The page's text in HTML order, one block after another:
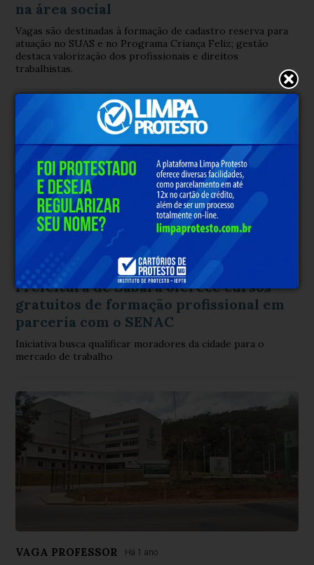
na área social
Vagas são destinadas à formação de cadastro reserva para
atuação no SUAS e no Programa Criança Feliz; gestão
destaca valorização dos profissionais e direitos
trabalhistas.
CUSOS GRATUITOS SABA Há 1 ano
Prefeitura de Sabará oferece cursos
gratuitos de formação profissional em
parceria com o SENAC
Iniciativa busca qualificar moradores da cidade para o
mercado de trabalho
VAGA PROFESSOR Há 1 ano